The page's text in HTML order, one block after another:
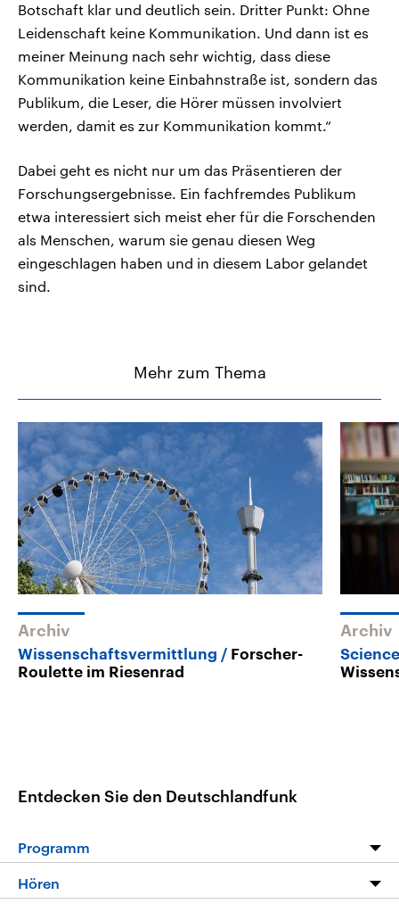
Botschaft klar und deutlich sein. Dritter Punkt: Ohne
Leidenschaft keine Kommunikation. Und dann ist es
meiner Meinung nach sehr wichtig, dass diese
Kommunikation keine Einbahnstraße ist, sondern das
Publikum, die Leser, die Hörer müssen involviert
werden, damit es zur Kommunikation kommt.“
Dabei geht es nicht nur um das Präsentieren der
Forschungsergebnisse. Ein fachfremdes Publikum
etwa interessiert sich meist eher für die Forschenden
als Menschen, warum sie genau diesen Weg
eingeschlagen haben und in diesem Labor gelandet
sind.
Mehr zum Thema
Archiv
Wissenschaftsvermittlung
Forscher-
Roulette im Riesenrad
Archiv
Entdecken Sie den Deutschlandfunk
Programm
Programm
Hören